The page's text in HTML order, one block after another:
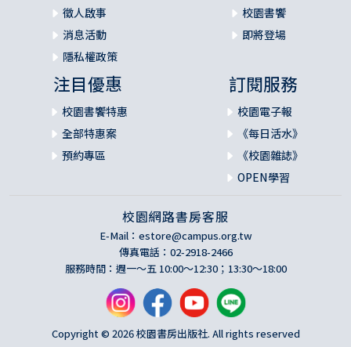
徵人啟事
消息活動
隱私權政策
校園書饗
即將登場
注目優惠
校園書饗特惠
全部特惠案
預約專區
訂閱服務
校園電子報
《每日活水》
《校園雜誌》
OPEN學習
校園網路書房客服
E-Mail： estore@campus.org.tw
傳真電話：02-2918-2466
服務時間：週一～五 10:00～12:30；13:30～18:00
Copyright © 2026 校園書房出版社. All rights reserved